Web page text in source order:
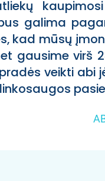
galima
kad mūsų
gausime virš
veikti abi